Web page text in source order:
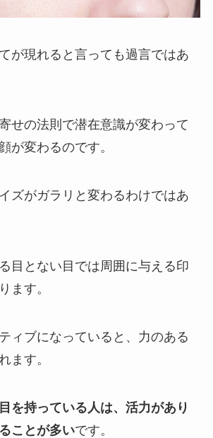
が現れると言っても過言ではあ
せの法則で潜在意識が変わって
が変わるのです。
ズがガラリと変わるわけではあ
目とない目では周囲に与える印
ます。
ィブになっていると、力のある
ます。
を持っている人は、活力があり
ことが多いです。